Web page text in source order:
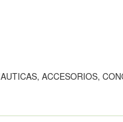
ACCESORIOS,